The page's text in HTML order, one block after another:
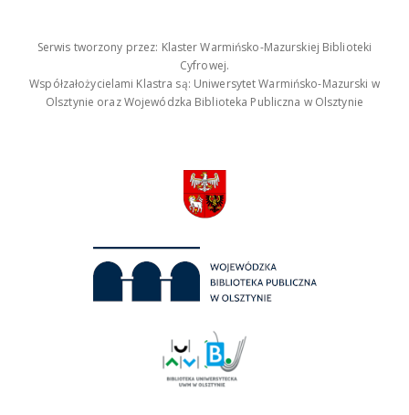
Serwis tworzony przez: Klaster Warmińsko-Mazurskiej Biblioteki
Cyfrowej.
Współzałożycielami Klastra są: Uniwersytet Warmińsko-Mazurski w
Olsztynie oraz Wojewódzka Biblioteka Publiczna w Olsztynie